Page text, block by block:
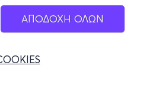
ΑΠΟΔΟΧΗ ΟΛΩΝ